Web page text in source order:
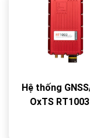
Hệ thống
OxTS